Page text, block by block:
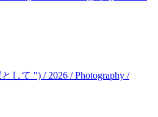
して ") / 2026 / Photography /